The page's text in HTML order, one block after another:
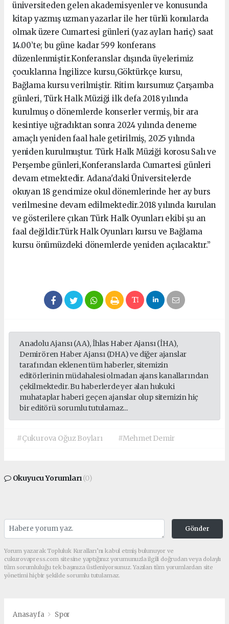
üniversiteden gelen akademisyenler ve konusunda
kitap yazmış uzman yazarlar ile her türlü konularda
olmak üzere Cumartesi günleri (yaz ayları hariç) saat
14.00’te; bu güne kadar 599 konferans
düzenlenmiştir.Konferanslar dışında üyelerimiz
çocuklarına İngilizce kursu,Göktürkçe kursu,
Bağlama kursu verilmiştir. Ritim kursumuz Çarşamba
günleri, Türk Halk Müziği ilk defa 2018 yılında
kurulmuş o dönemlerde konserler vermiş, bir ara
kesintiye uğradıktan sonra 2024 yılında deneme
amaçlı yeniden faal hale getirilmiş, 2025 yılında
yeniden kurulmuştur. Türk Halk Müziği korosu Salı ve
Perşembe günleri,Konferanslarda Cumartesi günleri
devam etmektedir. Adana'daki Üniversitelerde
okuyan 18 gencimize okul dönemlerinde her ay burs
verilmesine devam edilmektedir.2018 yılında kurulan
ve gösterilere çıkan Türk Halk Oyunları ekibi şu an
faal değildir.Türk Halk Oyunları kursu ve Bağlama
kursu önümüzdeki dönemlerde yeniden açılacaktır.”
Anadolu Ajansı (AA), İhlas Haber Ajansı (İHA),
Demirören Haber Ajansı (DHA) ve diğer ajanslar
tarafından eklenen tüm haberler, sitemizin
editörlerinin müdahalesi olmadan ajans kanallarından
çekilmektedir. Bu haberlerde yer alan hukuki
muhataplar haberi geçen ajanslar olup sitemizin hiç
bir editörü sorumlu tutulamaz...
#Çukurova Oğuz Boyları #Mehmet Demir
Okuyucu Yorumları(0)
Gönder
Yorum yazarak Topluluk Kuralları’nı kabul etmiş bulunuyor ve
cukurovapress.com sitesine yaptığınız yorumunuzla ilgili doğrudan veya dolaylı
tüm sorumluluğu tek başınıza üstleniyorsunuz. Yazılan tüm yorumlardan site
yönetimi hiçbir şekilde sorumlu tutulamaz.
Anasayfa Spor